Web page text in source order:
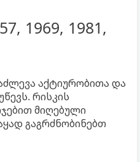
1969, 1981,
აქტიურობითა და
რისკის
მიღებული
გაგრძნობინებთ